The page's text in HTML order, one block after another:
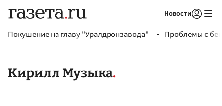
Новости
Покушение на главу "Уралдронзавода" Проблемы с
Кирилл Музыка